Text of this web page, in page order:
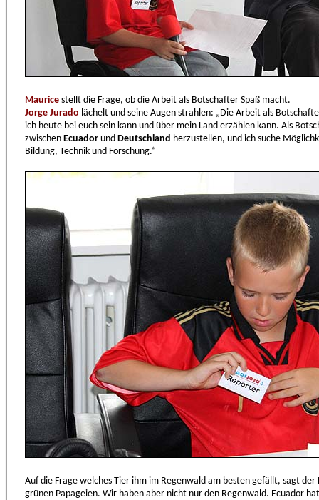
Maurice stellt die Frage, ob die Arbeit als Botschafter Spaß macht.
Jorge Jurado lächelt und seine Augen strahlen: „Die Arbeit als
ich heute bei euch sein kann und über mein Land erzählen kann. Als
zwischen Ecuador und Deutschland herzustellen, und ich suche
Bildung, Technik und Forschung.“
Auf die Frage welches Tier ihm im Regenwald am besten gefällt, sagt
grünen Papageien. Wir haben aber nicht nur den Regenwald. Ecuador